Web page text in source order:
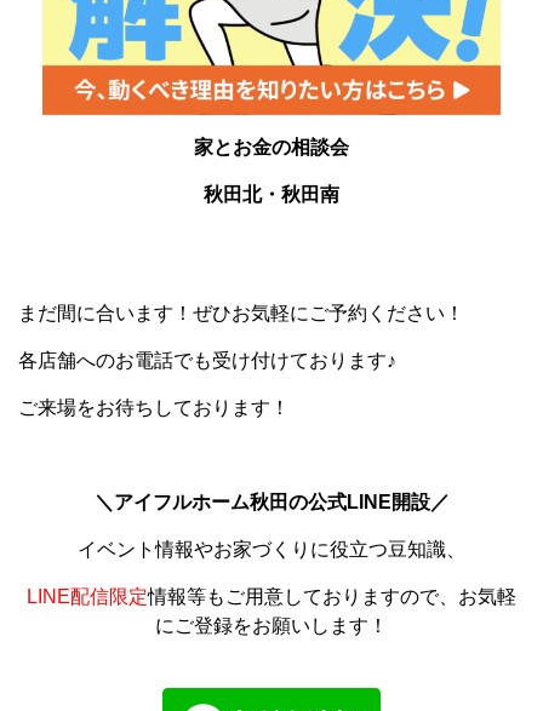
家とお金の相談会
秋田北・秋田南
まだ間に合います！ぜひお気軽にご予約ください！
各店舗へのお電話でも受け付けております♪
ご来場をお待ちしております！
＼アイフルホーム秋田の公式LINE開設／
イベント情報やお家づくりに役立つ豆知識、
LINE配信限定情報等もご用意しておりますので、お気軽
にご登録をお願いします！